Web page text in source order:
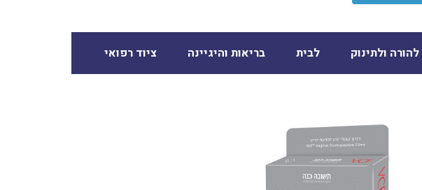
להורה ולתינוק לבית בריאות והיגיינה ציוד רפואי